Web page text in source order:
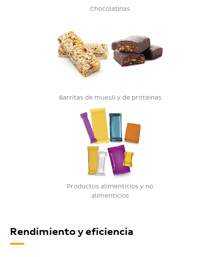
Chocolatinas
Barritas de muesli y de proteínas
Productos alimenticios y no
alimenticios
Rendimiento y eficiencia